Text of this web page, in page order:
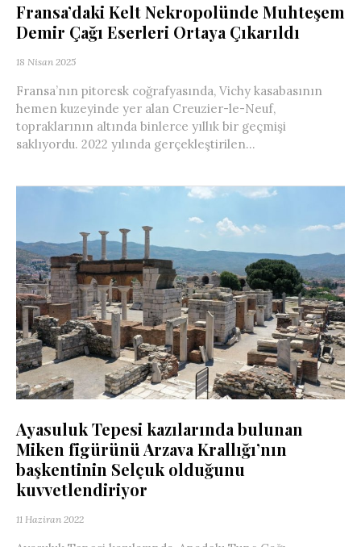
Fransa’daki Kelt Nekropolünde Muhteşem
Demir Çağı Eserleri Ortaya Çıkarıldı
18 Nisan 2025
Fransa’nın pitoresk coğrafyasında, Vichy kasabasının
hemen kuzeyinde yer alan Creuzier-le-Neuf,
topraklarının altında binlerce yıllık bir geçmişi
saklıyordu. 2022 yılında gerçekleştirilen...
Ayasuluk Tepesi kazılarında bulunan
Miken figürünü Arzava Krallığı’nın
başkentinin Selçuk olduğunu
kuvvetlendiriyor
11 Haziran 2022